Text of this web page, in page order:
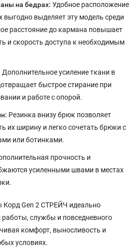
на бедрах: Удобное расположение
выгодно выделяет эту модель среди
расстояние до кармана повышает
и скорость доступа к необходимым
Дополнительное усиление ткани в
быстрое стирание при
и работе с опорой.
Резинка внизу брюк позволяет
их ширину и легко сочетать брюки с
или ботинками.
прочность и
усиленными швами в местах
Корд Gen 2 СТРЕЙЧ идеально
работы, службы и повседневного
комфорт, выносливость и
условиях.